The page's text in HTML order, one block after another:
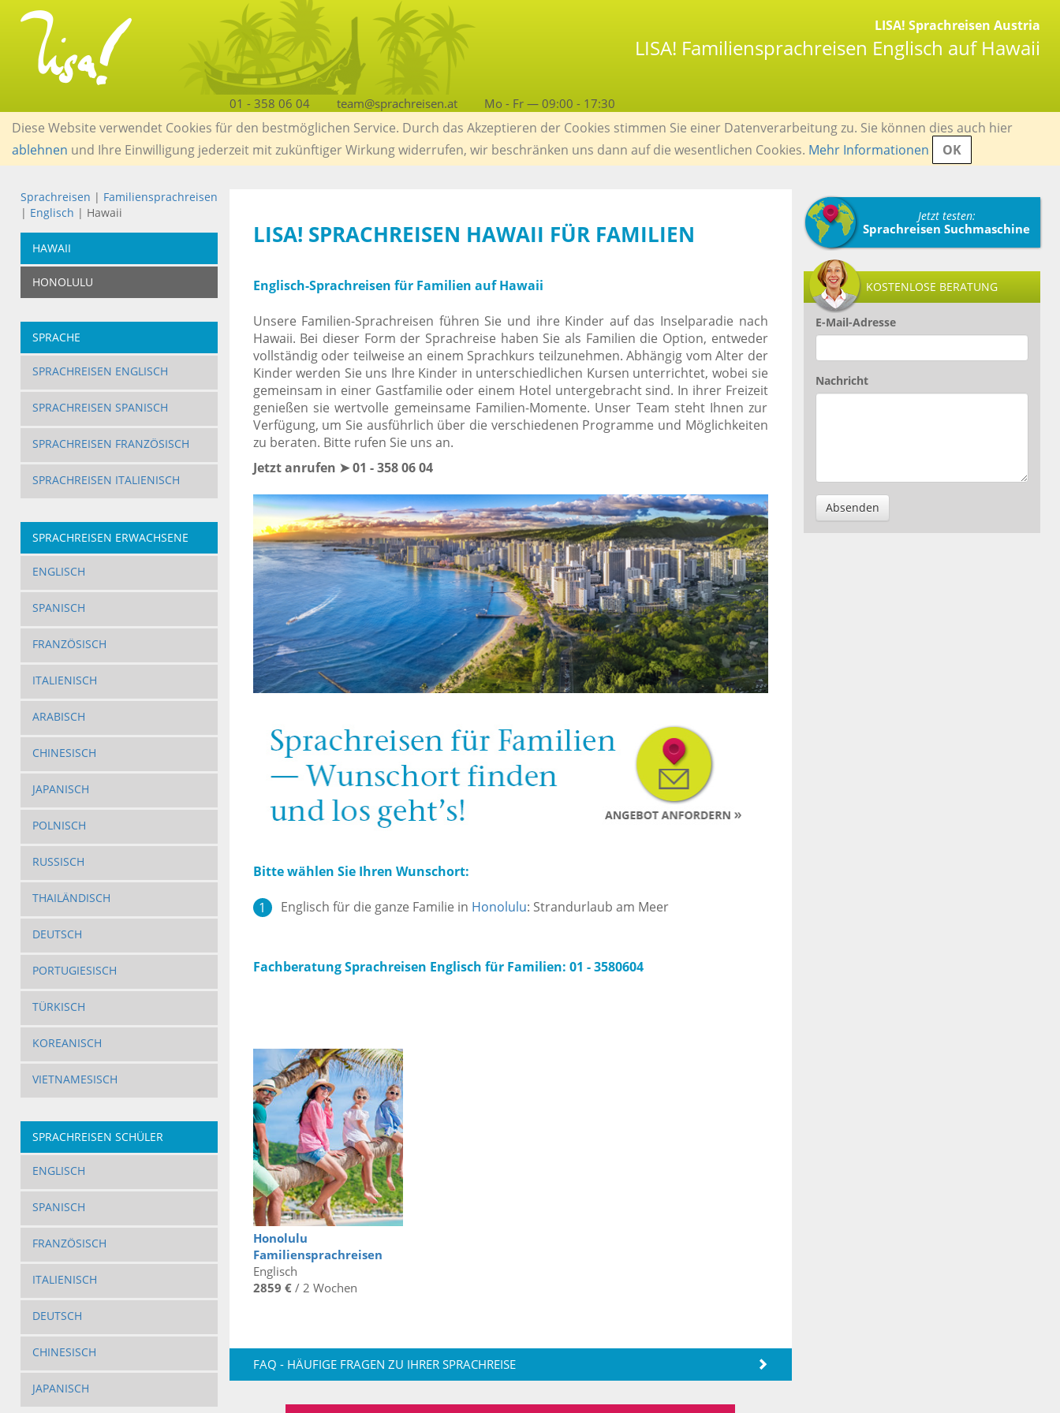
LISA! Sprachreisen Austria
LISA! Familiensprachreisen Englisch auf Hawaii
01 - 358 06 04 team@sprachreisen.at Mo - Fr — 09:00 - 17:30
Diese Website verwendet Cookies für den bestmöglichen Service. Durch das Akzeptieren der Cookies stimmen Sie einer Datenverarbeitung zu. Sie können dies auch hier
ablehnen und Ihre Einwilligung jederzeit mit zukünftiger Wirkung widerrufen, wir beschränken uns dann auf die wesentlichen Cookies. Mehr Informationen OK
Sprachreisen | Familiensprachreisen
| Englisch | Hawaii
HAWAII
HONOLULU
SPRACHE
SPRACHREISEN ENGLISCH
SPRACHREISEN SPANISCH
SPRACHREISEN FRANZÖSISCH
SPRACHREISEN ITALIENISCH
SPRACHREISEN ERWACHSENE
ENGLISCH
SPANISCH
FRANZÖSISCH
ITALIENISCH
ARABISCH
CHINESISCH
JAPANISCH
POLNISCH
RUSSISCH
THAILÄNDISCH
DEUTSCH
PORTUGIESISCH
TÜRKISCH
KOREANISCH
VIETNAMESISCH
SPRACHREISEN SCHÜLER
ENGLISCH
SPANISCH
FRANZÖSISCH
ITALIENISCH
DEUTSCH
CHINESISCH
JAPANISCH
LISA! SPRACHREISEN HAWAII FÜR FAMILIEN
Englisch-Sprachreisen für Familien auf Hawaii
Unsere Familien-Sprachreisen führen Sie und ihre Kinder auf das Inselparadie nach
Hawaii. Bei dieser Form der Sprachreise haben Sie als Familien die Option, entweder
vollständig oder teilweise an einem Sprachkurs teilzunehmen. Abhängig vom Alter der
Kinder werden Sie uns Ihre Kinder in unterschiedlichen Kursen unterrichtet, wobei sie
gemeinsam in einer Gastfamilie oder einem Hotel untergebracht sind. In ihrer Freizeit
genießen sie wertvolle gemeinsame Familien-Momente. Unser Team steht Ihnen zur
Verfügung, um Sie ausführlich über die verschiedenen Programme und Möglichkeiten
zu beraten. Bitte rufen Sie uns an.
Jetzt anrufen ➤ 01 - 358 06 04
Bitte wählen Sie Ihren Wunschort:
Englisch für die ganze Familie in Honolulu: Strandurlaub am Meer
Fachberatung Sprachreisen Englisch für Familien: 01 - 3580604
Honolulu
Familiensprachreisen
Englisch
2859 €/ 2 Wochen
FAQ - HÄUFIGE FRAGEN ZU IHRER SPRACHREISE
Jetzt testen:
Sprachreisen Suchmaschine
KOSTENLOSE BERATUNG
E-Mail-Adresse
Nachricht
Absenden